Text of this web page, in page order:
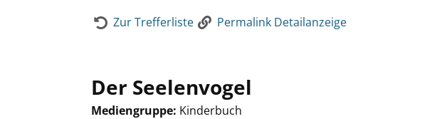
Zur Trefferliste Permalink Detailanzeige
Der Seelenvogel
Mediengruppe: Kinderbuch